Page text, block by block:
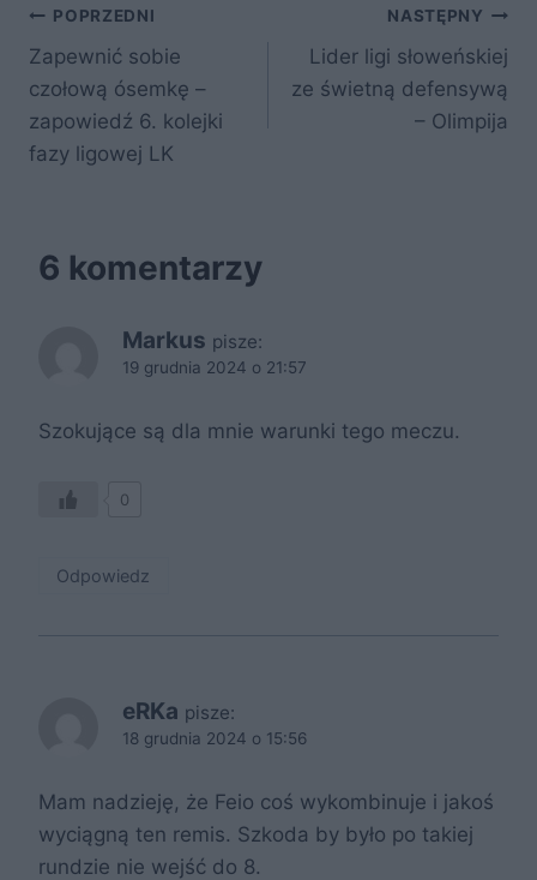
b
o
o
k
Nawigacja
wpisu
POPRZEDNI
Zapewnić sobie
czołową ósemkę –
zapowiedź 6. kolejki
fazy ligowej LK
NASTĘPNY
Lider ligi słoweńskiej
ze świetną defensywą
– Olimpija
6 komentarzy
Markus pisze:
19 grudnia 2024 o 21:57
Szokujące są dla mnie warunki tego meczu.
0
Odpowiedz
eRKa pisze:
18 grudnia 2024 o 15:56
Mam nadzieję, że Feio coś wykombinuje i jakoś
wyciągną ten remis. Szkoda by było po takiej
rundzie nie wejść do 8.